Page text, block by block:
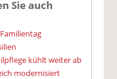
Sie auch
kühlt weiter ab
modernisiert